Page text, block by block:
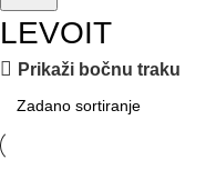
LEVOIT
Prikaži bočnu traku